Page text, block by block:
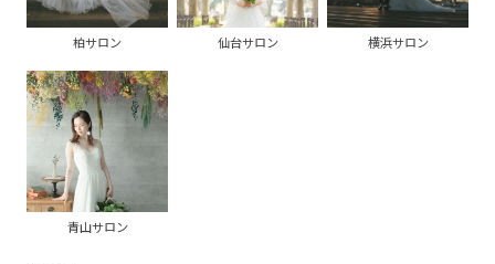
柏サロン 仙台サロン 横浜サロン
青山サロン